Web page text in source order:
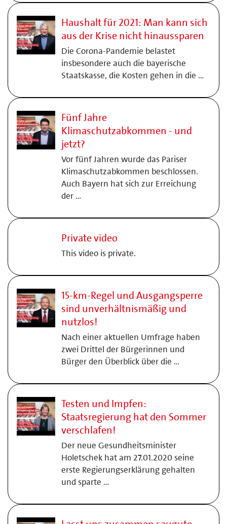
Haushalt für 2021: Man kann sich
aus der Krise nicht hinaussparen
Die Corona-Pandemie belastet
insbesondere auch die bayerische
Staatskasse, die Kosten gehen in die …
Fünf Jahre
Klimaschutzabkommen - und
jetzt?
Vor fünf Jahren wurde das Pariser
Klimaschutzabkommen beschlossen.
Auch Bayern hat sich zur Erreichung
der …
Private video
This video is private.
15-km-Regel und Ausgangsperre
sind unverhältnismäßig und
nutzlos!
Nach einer aktuellen Umfrage haben
zwei Drittel der Bürgerinnen und
Bürger den Überblick über die …
Testen und Impfen:
Staatsregierung hat den Sommer
verschlafen!
Der neue Gesundheitsminister
Holetschek hat am 27.01.2020 seine
erste Regierungserklärung gehalten
und sparte …